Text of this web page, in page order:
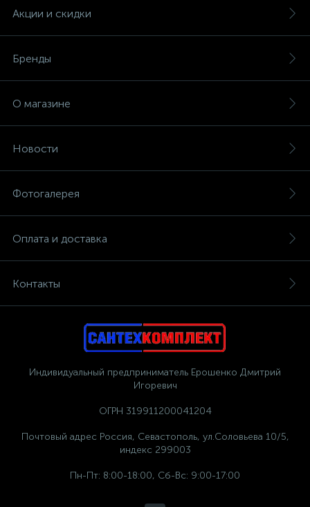
Акции и скидки
Бренды
О магазине
Новости
Фотогалерея
Оплата и доставка
Контакты
Индивидуальный предприниматель Ерошенко Дмитрий
Игоревич
ОГРН 319911200041204
Почтовый адрес Россия, Севастополь, ул.Соловьева 10/5,
индекс 299003
Пн-Пт: 8:00-18:00, Сб-Вс: 9:00-17:00